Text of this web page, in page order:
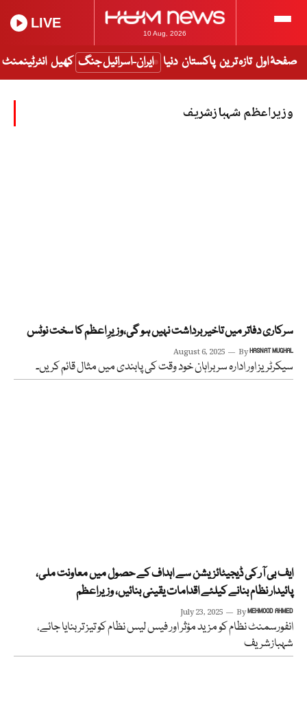
10 Aug, 2026
LIVE
صفحۂ اول تازہ ترین پاکستان دنیا ایران-اسرائیل جنگ کھیل انٹرٹینمنٹ
وزیراعظم شہبازشریف
سرکاری دفاتر میں تاخیر برداشت نہیں ہو گی،وزیرِ اعظم کا سخت نوٹس
August 6, 2025 ByHASNAT MUGHAL
سیکرٹریز اور ادارہ سربراہان خود وقت کی پابندی میں مثال قائم کریں۔
ایف بی آر کی ڈیجیٹائزیشن سے اہداف کے حصول میں معاونت ملی،
پائیدار نظام بنانے کیلئے اقدامات یقینی بنائیں، وزیراعظم
July 23, 2025 ByMEHMOOD AHMED
انفورسمنٹ نظام کو مزید مؤثر اور فیس لیس نظام کو تیز تر بنایا جائے،
شہبازشریف